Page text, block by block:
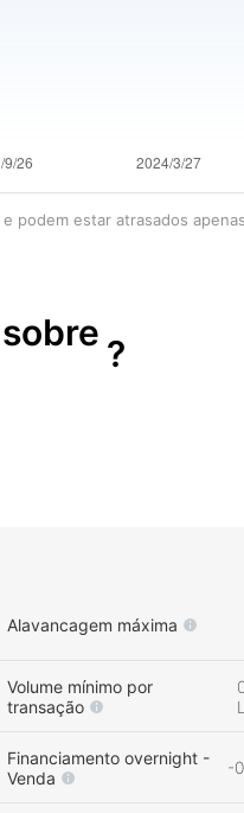
podem estar atrasados
?
Alavancagem máxima
Volume mínimo por
transação
Financiamento overnight -
Venda
-